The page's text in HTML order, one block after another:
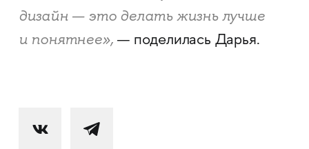
дизайн — это делать жизнь лучше
и понятнее»,— поделилась Дарья.